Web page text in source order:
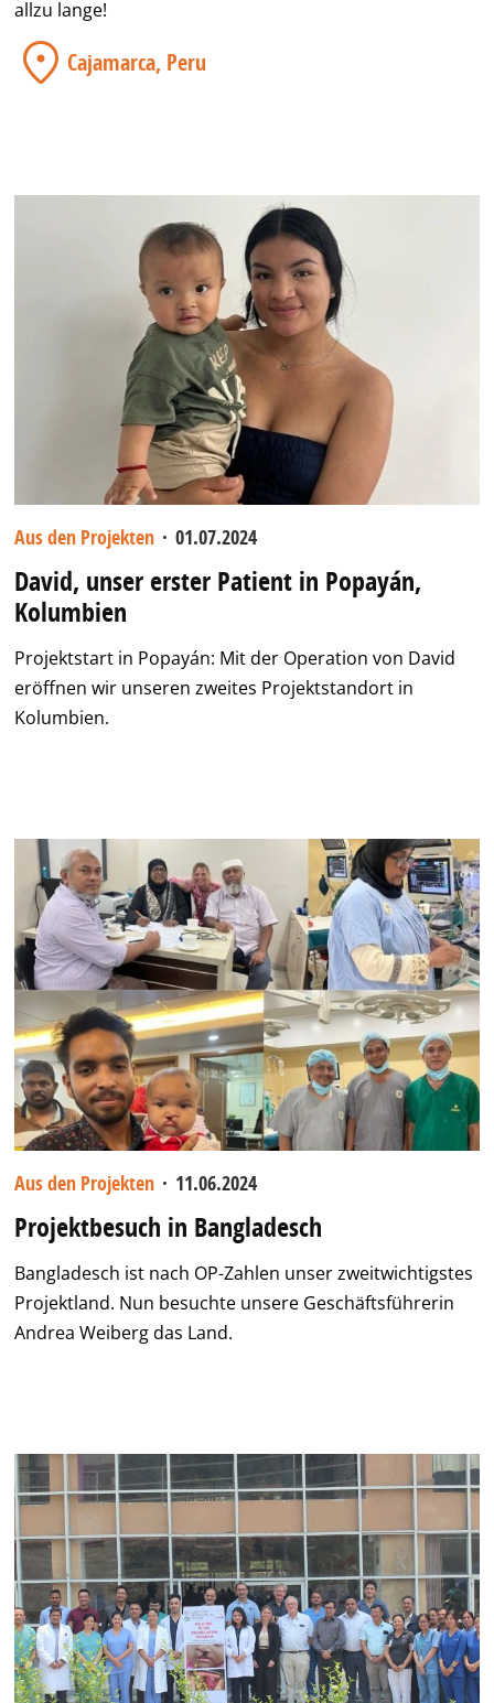
allzu lange!
Cajamarca, Peru
Aus den Projekten · 01.07.2024
David, unser erster Patient in Popayán,
Kolumbien
Projektstart in Popayán: Mit der Operation von David
eröffnen wir unseren zweites Projektstandort in
Kolumbien.
Aus den Projekten · 11.06.2024
Projektbesuch in Bangladesch
Bangladesch ist nach OP-Zahlen unser zweitwichtigstes
Projektland. Nun besuchte unsere Geschäftsführerin
Andrea Weiberg das Land.